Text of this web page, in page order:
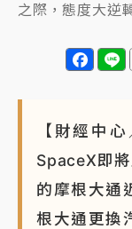
白海豚颱風解
分析｜ 7月營收
NBA｜
傳奇名
盟 兩大愛徒向
之際，態度大逆
【財經中
SpaceX即
的摩根大通
根大通更換